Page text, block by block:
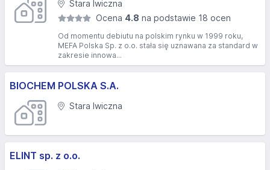
Stara Iwiczna
Ocena 4.8 na podstawie 18 ocen
Od momentu debiutu na polskim rynku w 1999 roku,
MEFA Polska Sp. z o.o. stała się uznawana za standard w
zakresie innowa...
BIOCHEM POLSKA S.A.
Stara Iwiczna
ELINT sp. z o.o.